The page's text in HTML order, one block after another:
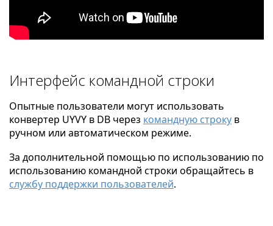
Интерфейс командной строки
Опытные пользователи могут использовать
конвертер UYVY в DB через командную строку в
ручном или автоматическом режиме.
За дополнительной помощью по использованию по
использованию командной строки обращайтесь в
службу поддержки пользователей.